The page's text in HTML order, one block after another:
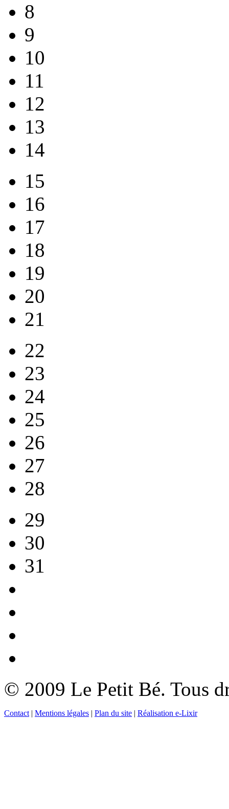
8
9
10
11
12
13
14
15
16
17
18
19
20
21
22
23
24
25
26
27
28
29
30
31
© 2009 Le Petit Bé. Tous
Contact | Mentions légales | Plan du site | Réalisation e-Lixir